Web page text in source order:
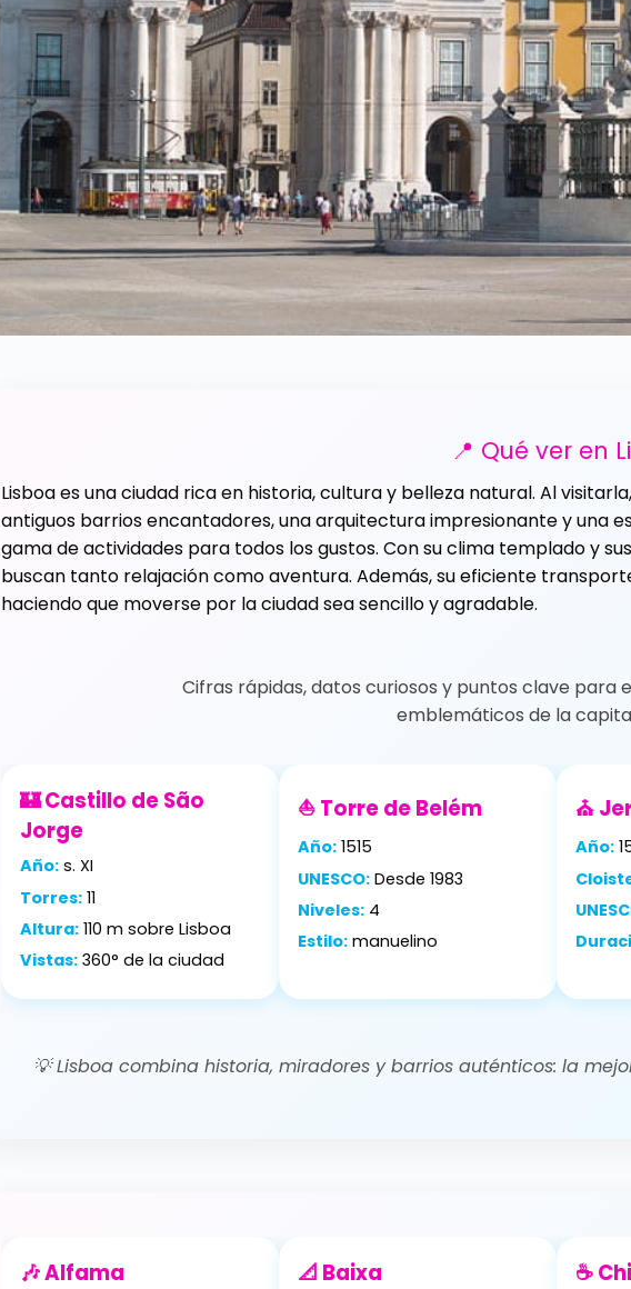
📍 Qué ver en
Lisboa es una ciudad rica en historia, cultura y belleza natural. Al
antiguos barrios encantadores, una arquitectura impresionante y una
gama de actividades para todos los gustos. Con su clima templado y
buscan tanto relajación como aventura. Además, su eficiente
haciendo que moverse por la ciudad sea sencillo y agradable.
Cifras rápidas, datos curiosos y puntos clave para
emblemáticos de la
🏰 Castillo de São
Jorge
Año: s. XI
Torres: 11
Altura: 110 m sobre Lisboa
Vistas: 360° de la ciudad
⛵ Torre de Belém
Año: 1515
UNESCO: Desde 1983
Niveles: 4
Estilo: manuelino
⛪
Año:
💡Lisboa combina historia, miradores y barrios auténticos: la
🎶 Alfama 📐 Baixa ☕